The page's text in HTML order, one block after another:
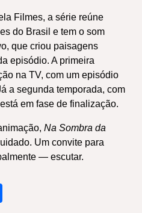
Filmes, a série reúne
do Brasil e tem o som
que criou paisagens
episódio. A primeira
na TV, com um episódio
a segunda temporada, com
em fase de finalização.
Na Sombra da
Um convite para
— escutar.